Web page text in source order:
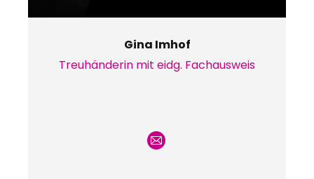
Gina Imhof
Treuhänderin mit eidg. Fachausweis
E-